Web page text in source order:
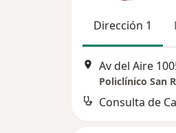
Dirección 1
Av del Aire
Policlínico San